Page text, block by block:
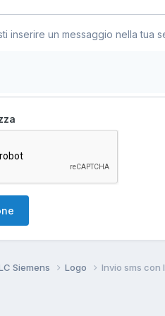
inserire un messaggio nella tua
Siemens Logo Invio sms con